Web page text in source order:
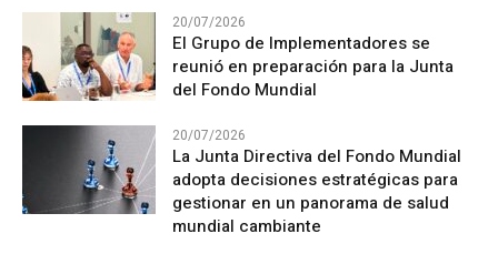
20/07/2026
El Grupo de Implementadores se
reunió en preparación para la Junta
del Fondo Mundial
20/07/2026
La Junta Directiva del Fondo Mundial
adopta decisiones estratégicas para
gestionar en un panorama de salud
mundial cambiante